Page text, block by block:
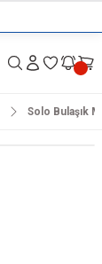
Solo Bulaşık